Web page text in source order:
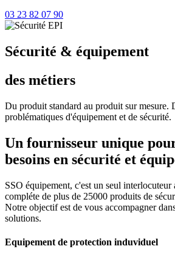
03 23 82 07 90
Sécurité & équipement
des métiers
Du produit standard au produit sur mesure.
problématiques d'équipement et de sécurité.
Un fournisseur unique
besoins en sécurité et
SSO équipement, c'est un seul interlocuteur
compléte de plus de 25000 produits de
Notre objectif est de vous accompagner
solutions.
Equipement de protection induviduel